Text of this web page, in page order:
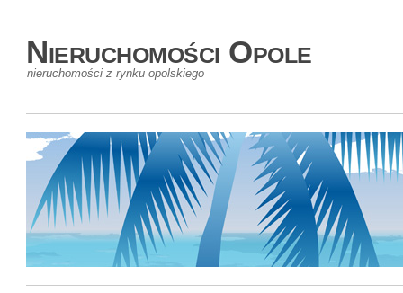
Nieruchomości Opole
nieruchomości z rynku opolskiego